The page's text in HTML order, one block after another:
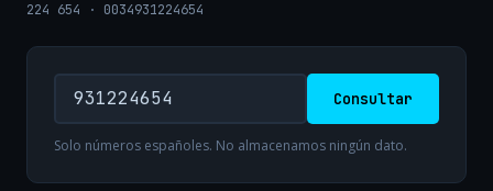
224 654 · 0034931224654
Consultar
Solo números españoles. No almacenamos ningún dato.